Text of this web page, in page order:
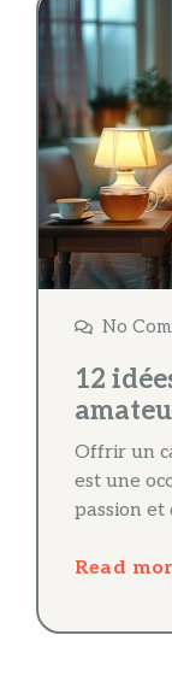
No
12
Offrir un
est une
passion et
Read